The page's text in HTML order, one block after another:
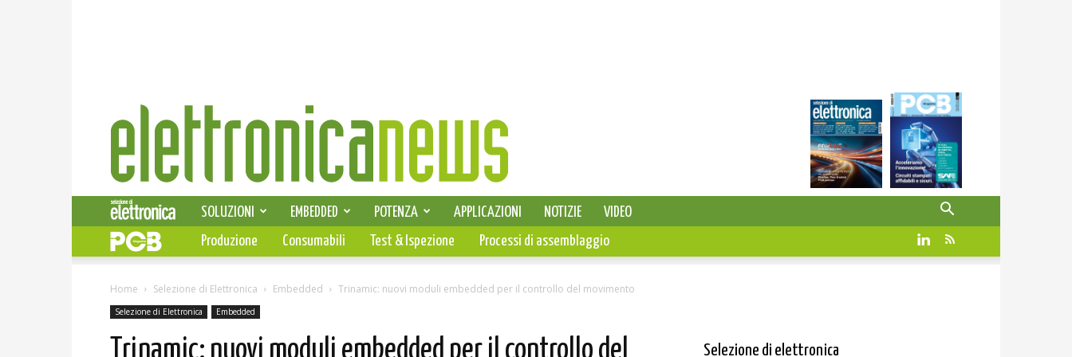
Elettronica
News
SELEZIONE DI ELETTRONICA
SOLUZIONI EMBEDDED POTENZA APPLICAZIONI NOTIZIE
VIDEO
PCB
Produzione Consumabili Test & Ispezione Processi di assemblaggio
Home Selezione di Elettronica Embedded Trinamic: nuovi moduli embedded per il controllo del movimento
Selezione di Elettronica Embedded
Trinamic: nuovi moduli embedded per il controllo del Selezione di elettronica